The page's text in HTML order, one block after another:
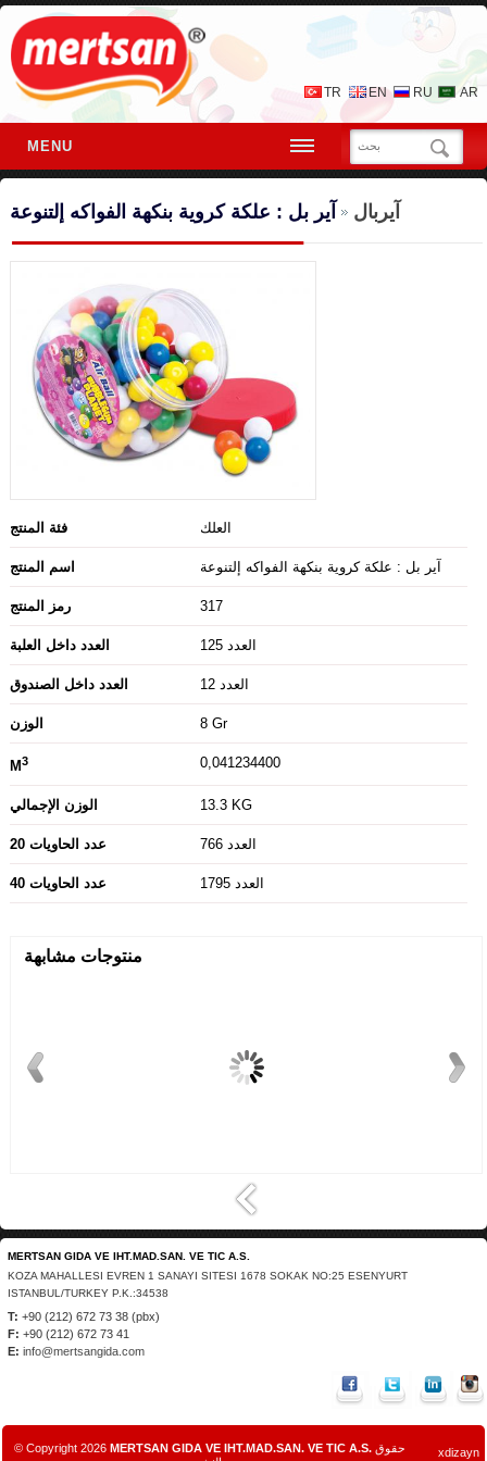
TR EN RU AR
MENU
آيربال آير بل : علكة كروية بنكهة الفواكه إلتنوعة
فئة المنتج العلك
اسم المنتج آير بل : علكة كروية بنكهة الفواكه إلتنوعة
رمز المنتج 317
العدد داخل العلبة 125 العدد
العدد داخل الصندوق 12 العدد
الوزن 8 Gr
M3 0,041234400
الوزن الإجمالي 13.3 KG
20 عدد الحاويات 766 العدد
40 عدد الحاويات 1795 العدد
منتوجات مشابهة
MERTSAN GIDA VE IHT.MAD.SAN. VE TIC A.S.
KOZA MAHALLESI EVREN 1 SANAYI SITESI 1678 SOKAK NO:25 ESENYURT
ISTANBUL/TURKEY P.K.:34538
T: +90 (212) 672 73 38 (pbx)
F: +90 (212) 672 73 41
E: info@mertsangida.com
© Copyright 2026 MERTSAN GIDA VE IHT.MAD.SAN. VE TIC A.S.حقوق
xdizayn